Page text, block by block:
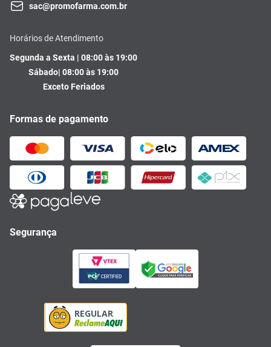
sac@promofarma.com.br
Horários de Atendimento
Segunda a Sexta | 08:00 às 19:00
Sábado| 08:00 às 19:00
Exceto Feriados
Formas de pagamento
Segurança